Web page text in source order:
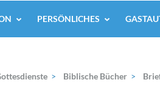
PERSÖNLICHES
> Biblische Bücher >